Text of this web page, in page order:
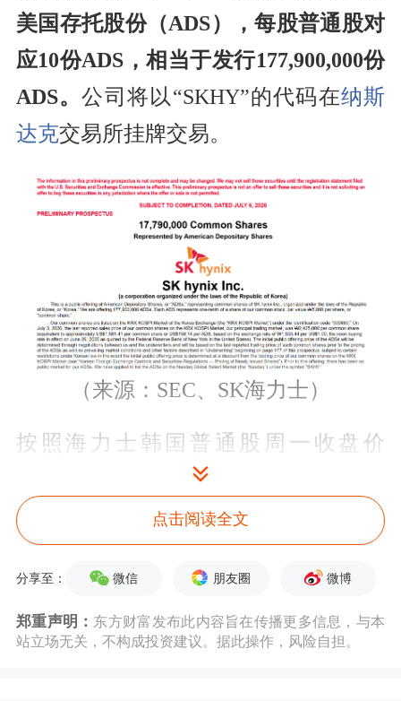
美国存托股份（ADS），每股普通股对
应10份ADS，相当于发行177,900,000份
ADS。公司将以“SKHY”的代码在纳斯
达克交易所挂牌交易。
（来源：SEC、SK海力士）
按照海力士韩国普通股周一收盘价
234.3万韩元计算，对应美元价值为
1529美元。若以这个价格作为参考，每
约272亿美元。坊间传言显示，SK海力
士计划于周四（7月9日）确定IPO价
点击阅读全文
分享至： 微信 朋友圈 微博
郑重声明： 东方财富发布此内容旨在传播更多信息，与本
站立场无关，不构成投资建议。据此操作，风险自担。